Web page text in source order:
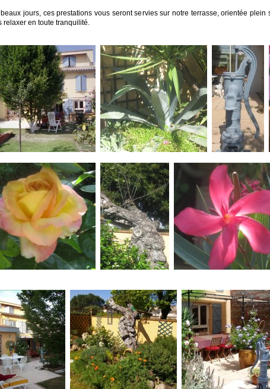
jours, ces prestations vous seront servies sur notre terrasse, orientée
relaxer en toute tranquilité.